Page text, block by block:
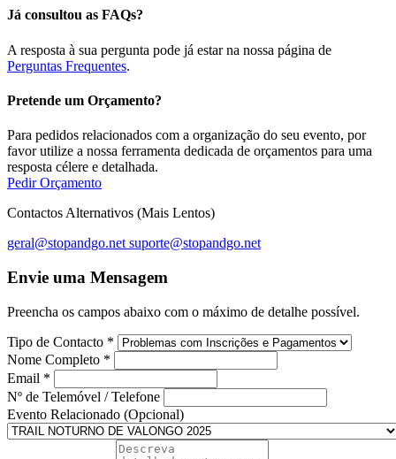
Já consultou as FAQs?
A resposta à sua pergunta pode já estar na nossa página de
Perguntas Frequentes.
Pretende um Orçamento?
Para pedidos relacionados com a organização do seu evento, por
favor utilize a nossa ferramenta dedicada de orçamentos para uma
resposta célere e detalhada.
Pedir Orçamento
Contactos Alternativos (Mais Lentos)
geral@stopandgo.net suporte@stopandgo.net
Envie uma Mensagem
Preencha os campos abaixo com o máximo de detalhe possível.
Tipo de Contacto *
Nome Completo *
Email *
Nº de Telemóvel / Telefone
Evento Relacionado (Opcional)